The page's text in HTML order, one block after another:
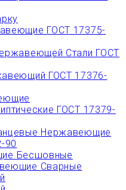
ГОСТ 17375-
Стали ГОСТ
ГОСТ 17376-
ГОСТ 17379-
Нержавеющие
90
Бесшовные
Сварные